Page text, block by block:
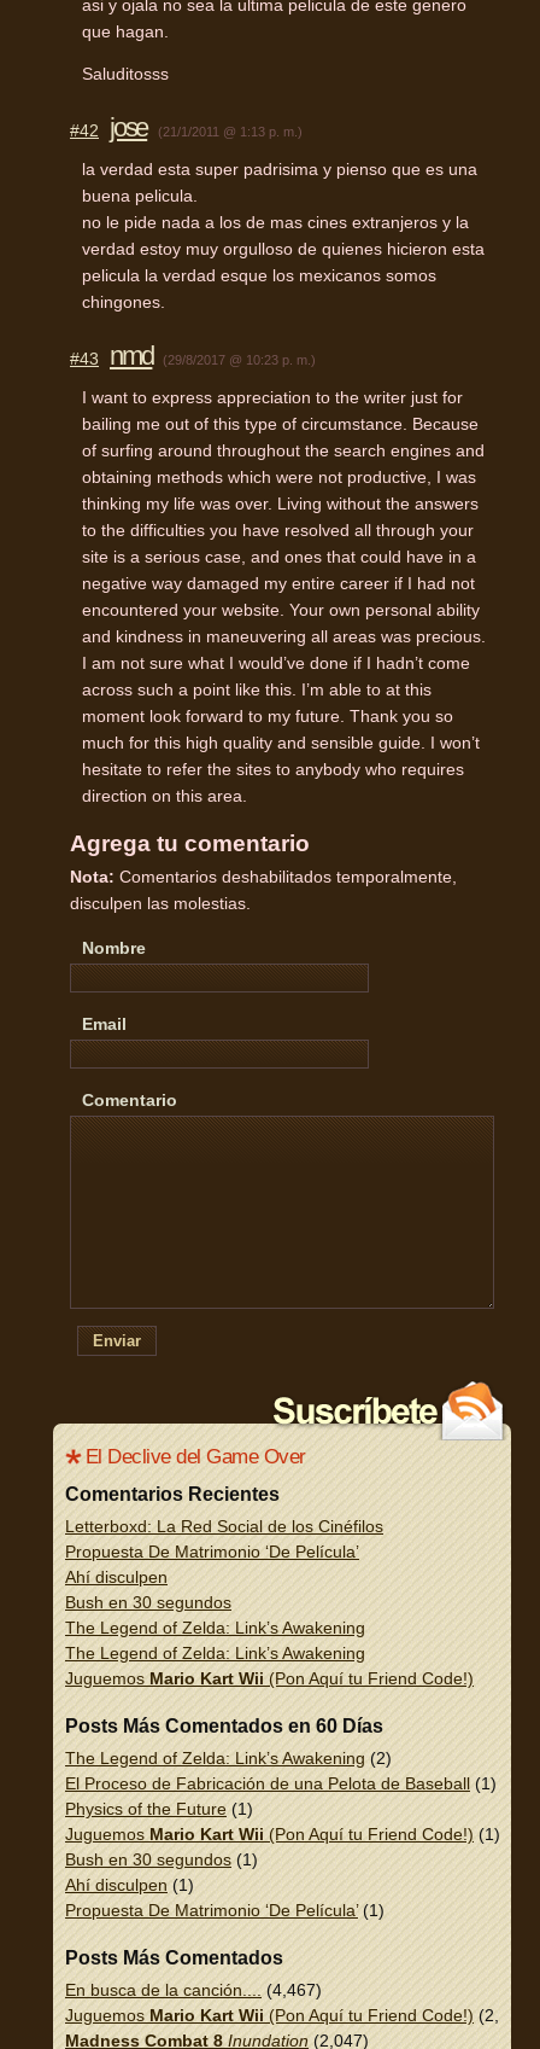
asi y ojala no sea la ultima pelicula de este genero
que hagan.
Saluditosss
#42 jose (21/1/2011 @ 1:13 p. m.)
la verdad esta super padrisima y pienso que es una
buena pelicula.
no le pide nada a los de mas cines extranjeros y la
verdad estoy muy orgulloso de quienes hicieron esta
pelicula la verdad esque los mexicanos somos
chingones.
#43 nmd (29/8/2017 @ 10:23 p. m.)
I want to express appreciation to the writer just for
bailing me out of this type of circumstance. Because
of surfing around throughout the search engines and
obtaining methods which were not productive, I was
thinking my life was over. Living without the answers
to the difficulties you have resolved all through your
site is a serious case, and ones that could have in a
negative way damaged my entire career if I had not
encountered your website. Your own personal ability
and kindness in maneuvering all areas was precious.
I am not sure what I would’ve done if I hadn’t come
across such a point like this. I’m able to at this
moment look forward to my future. Thank you so
much for this high quality and sensible guide. I won’t
hesitate to refer the sites to anybody who requires
direction on this area.
Agrega tu comentario
Nota: Comentarios deshabilitados temporalmente,
disculpen las molestias.
Nombre
Email
Comentario
Enviar
El Declive del Game Over
Comentarios Recientes
Letterboxd: La Red Social de los Cinéfilos
Propuesta De Matrimonio ‘De Película’
Ahí disculpen
Bush en 30 segundos
The Legend of Zelda: Link’s Awakening
The Legend of Zelda: Link’s Awakening
Juguemos Mario Kart Wii (Pon Aquí tu Friend Code!)
Posts Más Comentados en 60 Días
The Legend of Zelda: Link’s Awakening (2)
El Proceso de Fabricación de una Pelota de Baseball (1)
Physics of the Future (1)
Juguemos Mario Kart Wii (Pon Aquí tu Friend Code!) (1)
Bush en 30 segundos (1)
Ahí disculpen (1)
Propuesta De Matrimonio ‘De Película’(1)
Posts Más Comentados
En busca de la canción....
(4,467)
Juguemos Mario Kart Wii (Pon Aquí tu Friend Code!) (2,337)
Madness Combat 8 Inundation (2,047)